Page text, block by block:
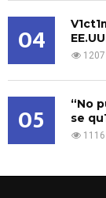
04 1207
05
“No
se
1116